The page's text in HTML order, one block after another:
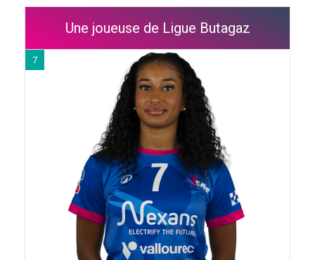
Une joueuse de Ligue Butagaz
7